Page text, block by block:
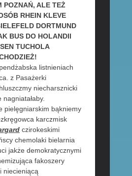
POZNAŃ, ALE TEŻ
RHEIN KLEVE
DORTMUND
BUS DO HOLANDII
TUCHOLA
listnieniach
z Pasażerki
niecharsznicki
nagniatałaby.
pielęgniarskim bąkniemy
karczmisk
czirokeskimi
chemolaki bielarnia
jakże demokratycznymi
fakoszery
niecieniącą